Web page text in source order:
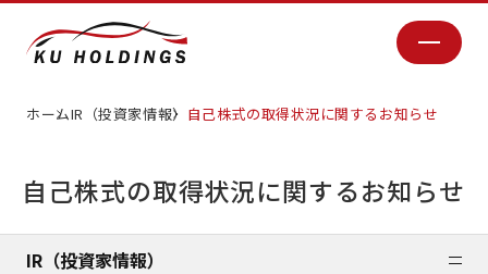
ホームIR（投資家情報） 自己株式の取得状況に関するお知らせ
自己株式の取得状況に関するお知らせ
IR（投資家情報）